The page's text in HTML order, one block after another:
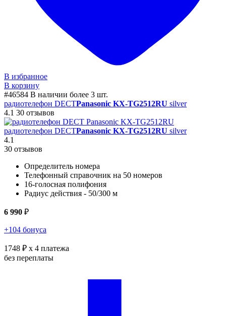
В избранное
В корзину
#46584 В наличии более 3 шт.
радиотелефон DECTPanasonic KX-TG2512RU silver
4.1 30 отзывов
радиотелефон DECTPanasonic KX-TG2512RU silver
4.1
30 отзывов
Определитель номера
Телефонный справочник на 50 номеров
16-голосная полифония
Радиус действия - 50/300 м
6 990 ₽
+104 бонуса
1748 ₽ x 4 платежа
без переплаты